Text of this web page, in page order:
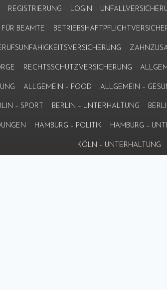
REGISTRIERUNG LOGIN
BEAMTE
RECHTSSCHUTZVERSICHERUNG
ALLGEMEIN – FOOD ALLGEMEIN –
– SPORT BERLIN – UNTERHALTUNG
HAMBURG – POLITIK HAMBURG –
KÖLN – UNTERHALTUNG